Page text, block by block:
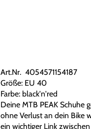
Art.Nr. 4054571154187
Größe: EU 40
Farbe: black'n'red
Deine MTB PEAK Schuhe
ohne Verlust an dein Bike
ein wichtiger Link